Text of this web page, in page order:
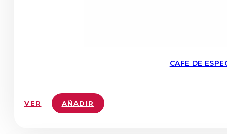
CAFE DE
VER AÑADIR